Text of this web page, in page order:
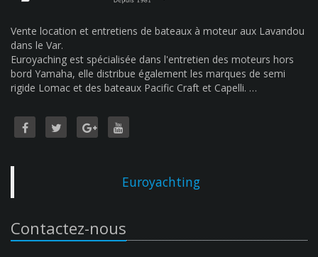
Vente location et entretiens de bateaux à moteur aux Lavandou
dans le Var.
Euroyaching est spécialisée dans l'entretien des moteurs hors
bord Yamaha, elle distribue également les marques de semi
rigide Lomac et des bateaux Pacific Craft et Capelli. …
Euroyachting
Contactez-nous